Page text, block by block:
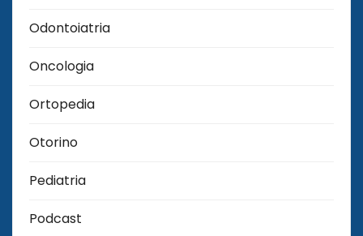
Odontoiatria
Oncologia
Ortopedia
Otorino
Pediatria
Podcast